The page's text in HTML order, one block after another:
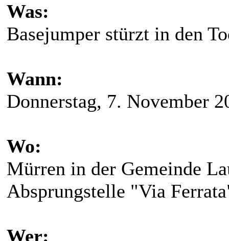
Was:
Basejumper stürzt in den
Wann:
Donnerstag, 7. November
Wo:
Mürren in der Gemeinde
Absprungstelle "Via
Wer: